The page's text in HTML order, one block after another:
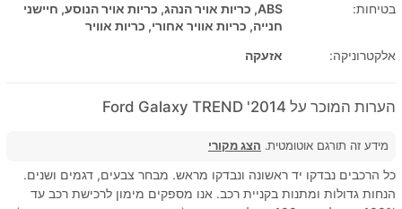
בטיחות:
ABS, כריות אויר הנהג, כריות אויר הנוסע, חיישני
חנייה, כריות אוויר אחורי, כריות אוויר
אלקטרוניקה:
אזעקה
הערות המוכר על 2014' Ford Galaxy TREND
מידע זה תורגם אוטומטית. הצג מקורי
כל הרכבים נבדקו יד ראשונה ונבדקו מראש. מבחר צבעים, דגמים ושנים.
הנחות גדולות ומתנות בקניית רכב. אנו מספקים מימון לרכישת רכב עד